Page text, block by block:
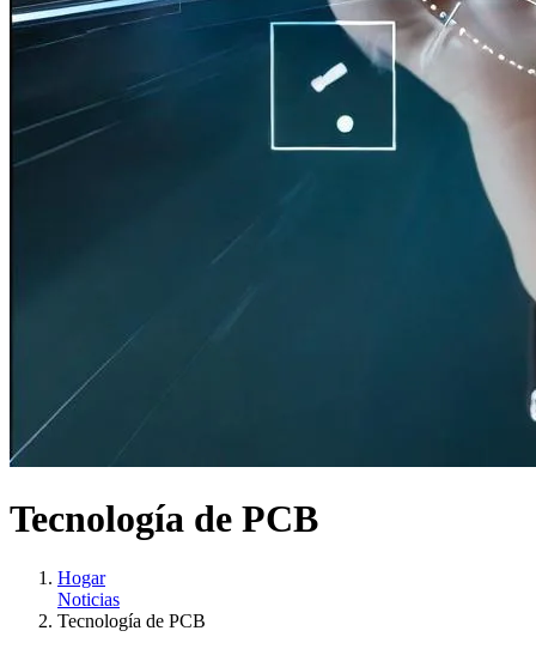
Tecnología de PCB
Hogar
Noticias
Tecnología de PCB